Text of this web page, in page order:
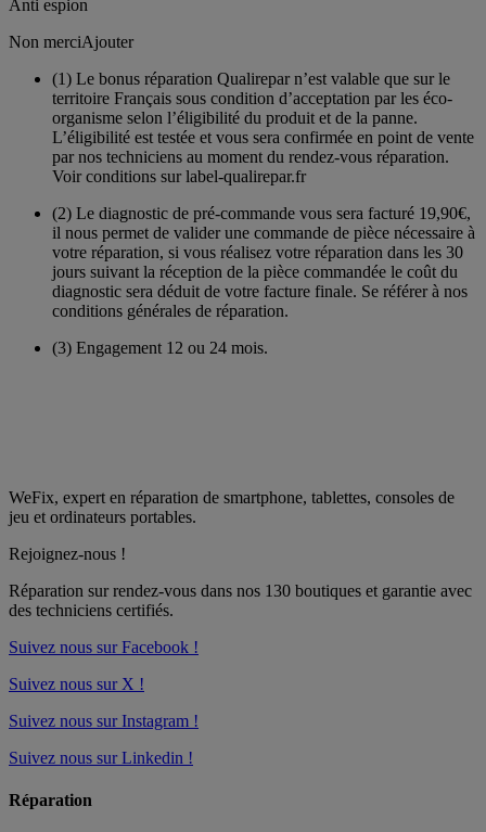
Anti espion
Non merciAjouter
(1) Le bonus réparation Qualirepar n’est valable que sur le
territoire Français sous condition d’acceptation par les éco-
organisme selon l’éligibilité du produit et de la panne.
L’éligibilité est testée et vous sera confirmée en point de vente
par nos techniciens au moment du rendez-vous réparation.
Voir conditions sur label-qualirepar.fr
(2) Le diagnostic de pré-commande vous sera facturé 19,90€,
il nous permet de valider une commande de pièce nécessaire à
votre réparation, si vous réalisez votre réparation dans les 30
jours suivant la réception de la pièce commandée le coût du
diagnostic sera déduit de votre facture finale. Se référer à nos
conditions générales de réparation.
(3) Engagement 12 ou 24 mois.
WeFix, expert en réparation de smartphone, tablettes, consoles de
jeu et ordinateurs portables.
Rejoignez-nous !
Réparation sur rendez-vous dans nos 130 boutiques et garantie avec
des techniciens certifiés.
Suivez nous sur Facebook !
Suivez nous sur X !
Suivez nous sur Instagram !
Suivez nous sur Linkedin !
Réparation